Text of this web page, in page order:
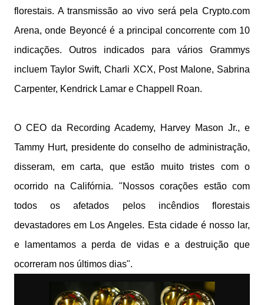
florestais. A transmissão ao vivo será pela Crypto.com
Arena, onde Beyoncé é a principal concorrente com 10
indicações. Outros indicados para vários Grammys
incluem Taylor Swift, Charli XCX, Post Malone, Sabrina
Carpenter, Kendrick Lamar e Chappell Roan.
O CEO da Recording Academy, Harvey Mason Jr., e
Tammy Hurt, presidente do conselho de administração,
disseram, em carta, que estão muito tristes com o
ocorrido na Califórnia. "Nossos corações estão com
todos os afetados pelos incêndios florestais
devastadores em Los Angeles. Esta cidade é nosso lar,
e lamentamos a perda de vidas e a destruição que
ocorreram nos últimos dias".